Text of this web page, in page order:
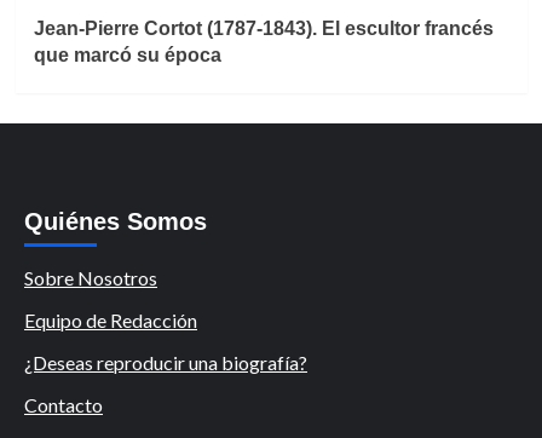
Jean-Pierre Cortot (1787-1843). El escultor francés
que marcó su época
Quiénes Somos
Sobre Nosotros
Equipo de Redacción
¿Deseas reproducir una biografía?
Contacto